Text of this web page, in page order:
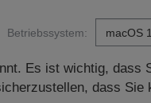
Betriebssystem:
Es ist wichtig, dass
dass Sie